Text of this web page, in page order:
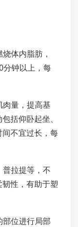
体内脂肪，
分钟以上，每
肉量，提高基
括仰卧起坐、
间不宜过长，每
普拉提等，不
性，有助于塑
部位进行局部